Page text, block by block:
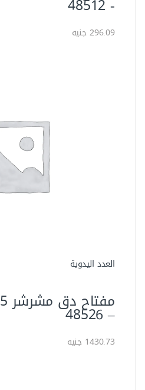
-‏ 48512‏
296.09 جنيه
العدد اليدوية
– ‏48526‏
1430.73 جنيه